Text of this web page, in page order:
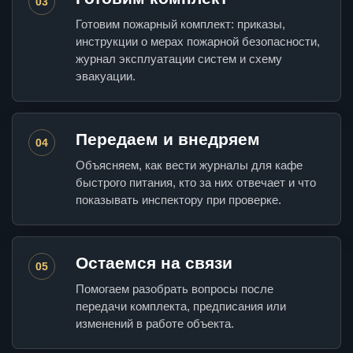
Готовим пожарный комплект: приказы,
инструкции о мерах пожарной безопасности,
журнал эксплуатации систем и схему
эвакуации.
04 Передаем и внедряем
Объясняем, как вести журналы для кафе
быстрого питания, кто за них отвечает и что
показывать инспектору при проверке.
05 Остаемся на связи
Помогаем разобрать вопросы после
передачи комплекта, предписания или
изменений в работе объекта.